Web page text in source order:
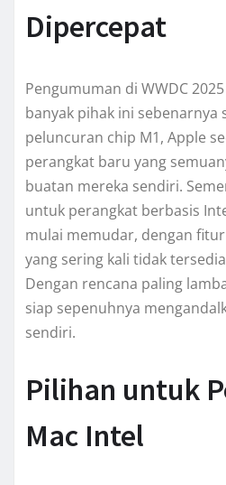
Dipercepat
Pengumuman di WWDC
banyak pihak ini sebenarnya
peluncuran chip M1, Apple
perangkat baru yang
buatan mereka sendiri.
untuk perangkat berbasis
mulai memudar, dengan
yang sering kali tidak
Dengan rencana paling
siap sepenuhnya
sendiri.
Pilihan untuk
Mac Intel